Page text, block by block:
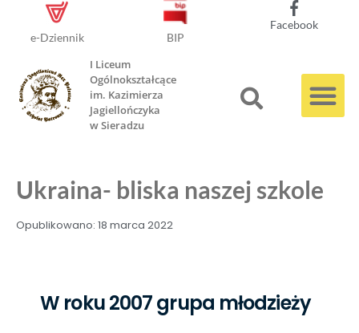
e-Dziennik BIP
Facebook
I Liceum
Ogólnokształcące
im. Kazimierza
Jagiellończyka
w Sieradzu
Ukraina- bliska naszej szkole
Opublikowano: 18 marca 2022
W roku 2007 grupa młodzieży